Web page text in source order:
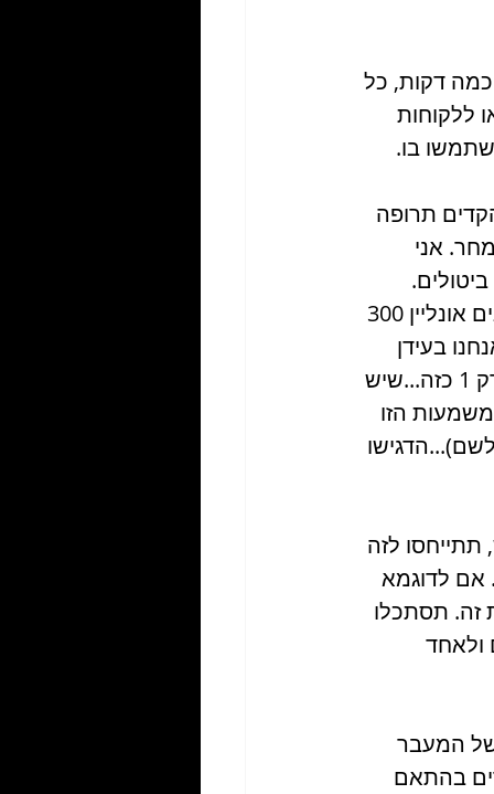
דקות, כל
ללקוחות
בו.
תרופה
אני
בעידן
חדש שמצריך מאיתנו גמישות מחשבתית ויצירתיות. זכרו: מישהו כמוכם יש רק 1 כזה...שיש
המשמעות הזו
לשם)...הדגישו
לזה
אם לדוגמא
-  ואנשים יקבלו את זה. תסתכלו
ולאחד
המעבר
בהתאם